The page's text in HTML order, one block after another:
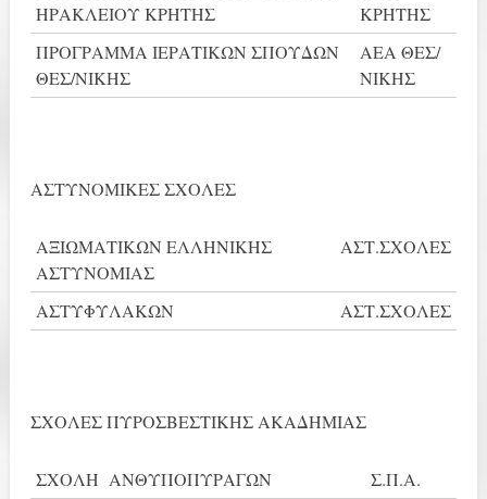
ΗΡΑΚΛΕΙΟΥ ΚΡΗΤΗΣ
ΚΡΗΤΗΣ
ΠΡΟΓΡΑΜΜΑ ΙΕΡΑΤΙΚΩΝ ΣΠΟΥΔΩΝ
ΘΕΣ/ΝΙΚΗΣ
ΑΕΑ ΘΕΣ/
ΝΙΚΗΣ
ΑΣΤΥΝΟΜΙΚΕΣ ΣΧΟΛΕΣ
ΑΞΙΩΜΑΤΙΚΩΝ ΕΛΛΗΝΙΚΗΣ
ΑΣΤΥΝΟΜΙΑΣ
ΑΣΤ.ΣΧΟΛΕΣ
ΑΣΤΥΦΥΛΑΚΩΝ ΑΣΤ.ΣΧΟΛΕΣ
ΣΧΟΛΕΣ ΠΥΡΟΣΒΕΣΤΙΚΗΣ ΑΚΑΔΗΜΙΑΣ
ΣΧΟΛΗ ΑΝΘΥΠΟΠΥΡΑΓΩΝ
Σ.Π.Α.